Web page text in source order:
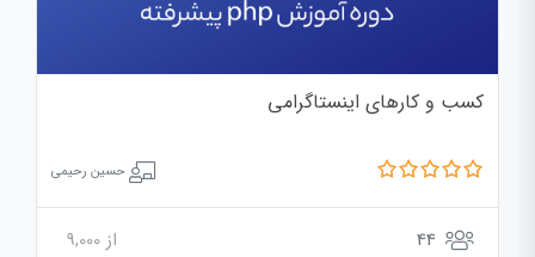
کسب‌ و کارهای اینستاگرامی
حسین رحیمی
44 از 9,000